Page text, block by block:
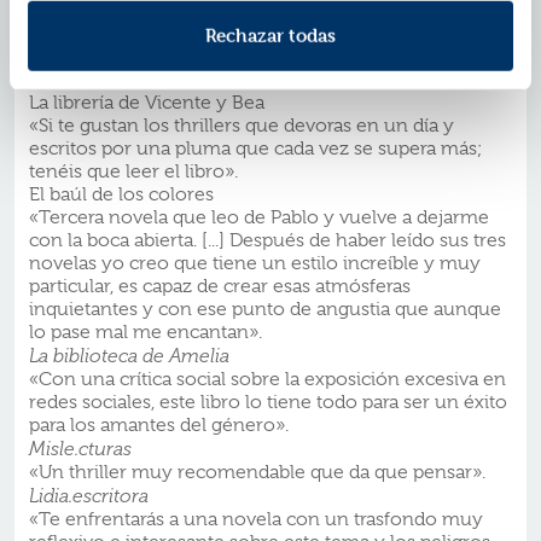
Rechazar todas
historia terrorífica llena de suspense e intriga que nos
La librería de Vicente y Bea
«Si te gustan los thrillers que devoras en un día y
escritos por una pluma que cada vez se supera más;
tenéis que leer el libro».
El baúl de los colores
«Tercera novela que leo de Pablo y vuelve a dejarme
con la boca abierta. [...] Después de haber leído sus tres
novelas yo creo que tiene un estilo increíble y muy
particular, es capaz de crear esas atmósferas
inquietantes y con ese punto de angustia que aunque
lo pase mal me encantan».
La biblioteca de Amelia
«Con una crítica social sobre la exposición excesiva en
redes sociales, este libro lo tiene todo para ser un éxito
para los amantes del género».
Misle.cturas
«Un thriller muy recomendable que da que pensar».
Lidia.escritora
«Te enfrentarás a una novela con un trasfondo muy